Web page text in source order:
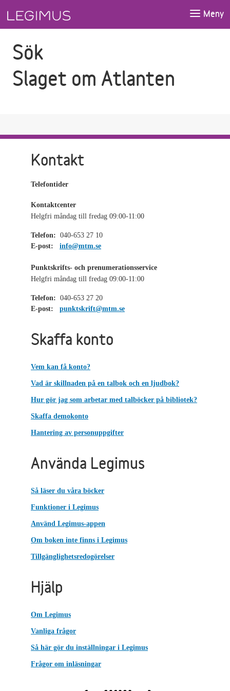
Meny
Sök
Slaget om Atlanten
Kontakt
Telefontider
Kontaktcenter
Helgfri måndag till fredag 09:00-11:00
Telefon: 040-653 27 10
E-post:
info@mtm.se
Punktskrifts- och prenumerationsservice
Helgfri måndag till fredag 09:00-11:00
Telefon: 040-653 27 20
E-post:
punktskrift@mtm.se
Skaffa konto
Vem kan få konto?
Vad är skillnaden på en talbok och en ljudbok?
Hur gör jag som arbetar med talböcker på bibliotek?
Skaffa demokonto
Hantering av personuppgifter
Använda Legimus
Så läser du våra böcker
Funktioner i Legimus
Använd Legimus-appen
Om boken inte finns i Legimus
Tillgänglighetsredogörelser
Hjälp
Om Legimus
Vanliga frågor
Så här gör du inställningar i Legimus
Frågor om inläsningar